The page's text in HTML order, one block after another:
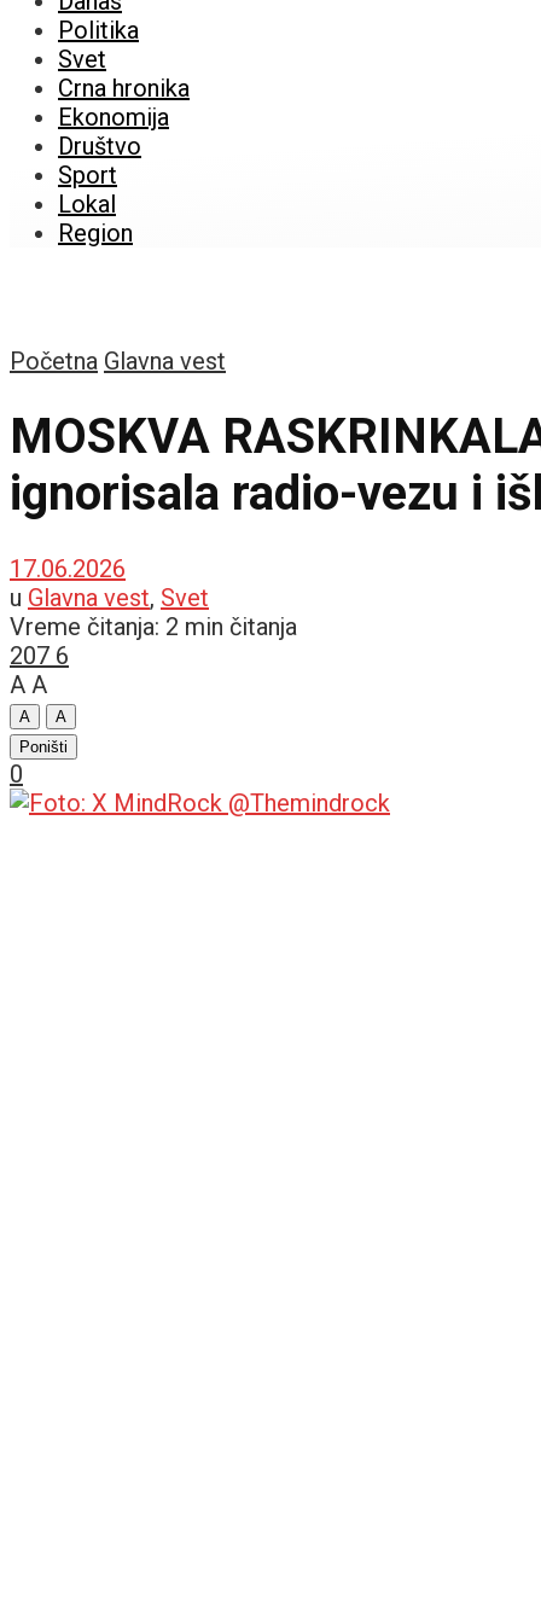
Politika
Svet
Crna hronika
Ekonomija
Društvo
Sport
Lokal
Region
Početna Glavna vest
MOSKVA
ignorisala radio-vezu i
17.06.2026
u Glavna vest, Svet
Vreme čitanja: 2 min čitanja
207 6
A A
A
A
Poništi
0